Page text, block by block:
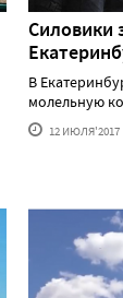
Силовики
В
молельную
12 ИЮЛЯ'2017